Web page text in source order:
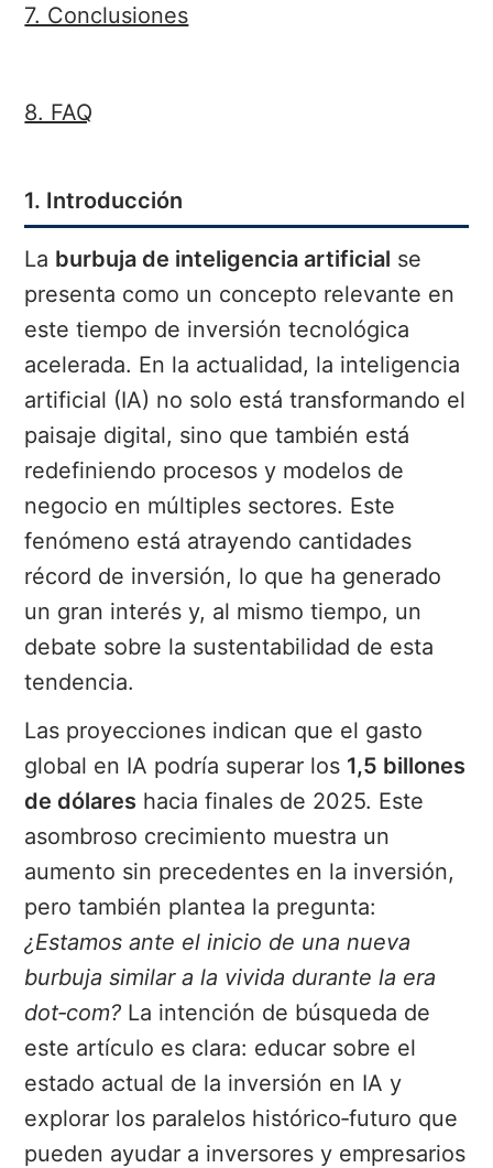
7. Conclusiones
8. FAQ
1. Introducción
La burbuja de inteligencia artificial se
presenta como un concepto relevante en
este tiempo de inversión tecnológica
acelerada. En la actualidad, la inteligencia
artificial (IA) no solo está transformando el
paisaje digital, sino que también está
redefiniendo procesos y modelos de
negocio en múltiples sectores. Este
fenómeno está atrayendo cantidades
récord de inversión, lo que ha generado
un gran interés y, al mismo tiempo, un
debate sobre la sustentabilidad de esta
tendencia.
Las proyecciones indican que el gasto
global en IA podría superar los 1,5 billones
de dólares hacia finales de 2025. Este
asombroso crecimiento muestra un
aumento sin precedentes en la inversión,
pero también plantea la pregunta:
¿Estamos ante el inicio de una nueva
burbuja similar a la vivida durante la era
dot‑com? La intención de búsqueda de
este artículo es clara: educar sobre el
estado actual de la inversión en IA y
explorar los paralelos histórico‑futuro que
pueden ayudar a inversores y empresarios